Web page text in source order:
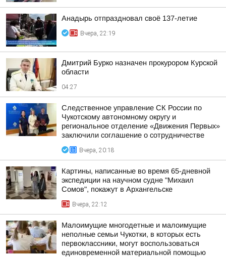
Анадырь отпраздновал своё 137-летие
Вчера, 22:19
Дмитрий Бурко назначен прокурором Курской
области
04:27
Следственное управление СК России по
Чукотскому автономному округу и
региональное отделение «Движения Первых»
заключили соглашение о сотрудничестве
Вчера, 20:18
Картины, написанные во время 65-дневной
экспедиции на научном судне "Михаил
Сомов", покажут в Архангельске
Вчера, 22:12
Малоимущие многодетные и малоимущие
неполные семьи Чукотки, в которых есть
первоклассники, могут воспользоваться
единовременной материальной помощью